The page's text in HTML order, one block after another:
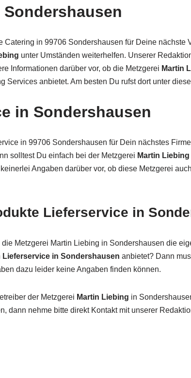
Catering in 99706 Sondershausen für Deine nächste
unter Umständen weiterhelfen. Unserer
Informationen darüber vor, ob die Metzgerei Martin
Services anbietet. Am besten Du rufst dort unter
in Sondershausen
in 99706 Sondershausen für Dein nächstes
solltest Du einfach bei der Metzgerei Martin Liebing
Angaben darüber vor, ob diese Metzgerei
Lieferservice in
Metzgerei Martin Liebing in Sondershausen die
Lieferservice in Sondershausen anbietet? Dann
dazu leider keine Angaben finden können.
der Metzgerei Martin Liebing in
dann nehme bitte direkt Kontakt mit unserer